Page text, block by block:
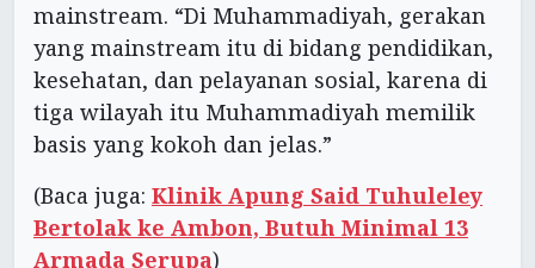
mainstream. “Di Muhammadiyah, gerakan
yang mainstream itu di bidang pendidikan,
kesehatan, dan pelayanan sosial, karena di
tiga wilayah itu Muhammadiyah memilik
basis yang kokoh dan jelas.”
(Baca juga: Klinik Apung Said Tuhuleley
Bertolak ke Ambon, Butuh Minimal 13
Armada Serupa)